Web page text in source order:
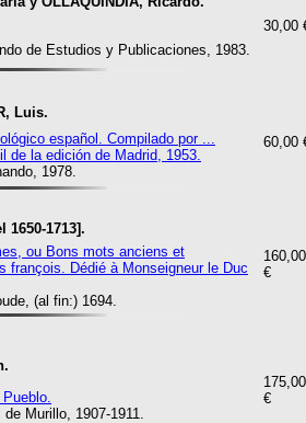
30,00
de Estudios y Publicaciones, 1983.
Luis.
60,00
español. Compilado por ...
de la edición de Madrid, 1953.
1978.
1650-1713].
160,00
€
ou Bons mots anciens et
françois. Dédié à Monseigneur le Duc
(al fin:) 1694.
175,00
€
Murillo, 1907-1911.